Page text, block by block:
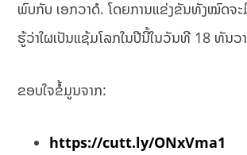
ພົບກັບ ເອກວາດໍ. ໂດຍການແຂ່ງຂັນທັງໝົດຈະ
ຮູ້ວ່າໃຜເປັນແຊ້ມໂລກໃນປີນີ້ໃນວັນທີ 18 ທັນວ
ຂອບໃຈຂໍ້ມູນຈາກ:
https://cutt.ly/ONxVma1